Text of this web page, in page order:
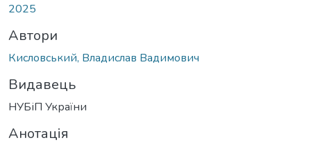
2025
Автори
Кисловський, Владислав Вадимович
Видавець
НУБіП України
Анотація